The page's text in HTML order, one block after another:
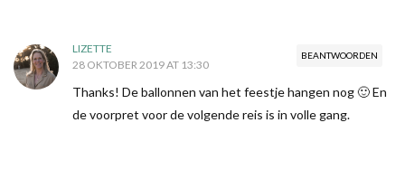
BEANTWOORDEN
LIZETTE
28 OKTOBER 2019 AT 13:30
Thanks! De ballonnen van het feestje hangen nog 🙂 En
de voorpret voor de volgende reis is in volle gang.